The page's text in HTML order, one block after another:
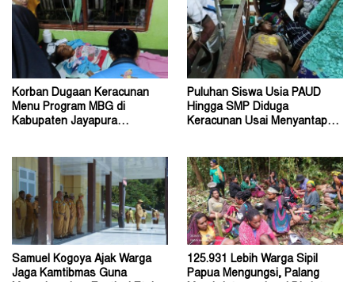
Korban Dugaan Keracunan
Menu Program MBG di
Kabupaten Jayapura
Puluhan Siswa Usia PAUD
Hingga SMP Diduga
Keracunan Usai Menyantap
Samuel Kogoya Ajak Warga
Jaga Kamtibmas Guna
125.931 Lebih Warga Sipil
Papua Mengungsi, Palang